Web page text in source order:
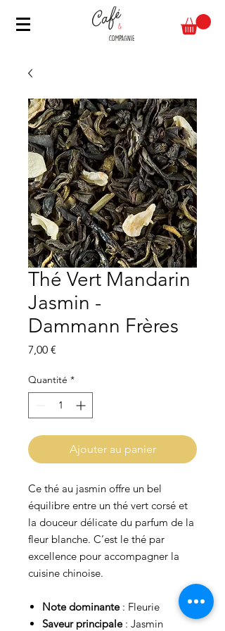
Thé Vert Mandarin
Jasmin -
Dammann Frères
7,00 €
Quantité *
Ajouter au panier
Ce thé au jasmin offre un bel
équilibre entre un thé vert corsé et
la douceur délicate du parfum de la
fleur blanche. C’est le thé par
excellence pour accompagner la
cuisine chinoise.
Note dominante: Fleurie
Saveur principale: Jasmin